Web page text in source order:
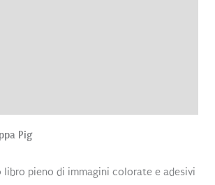
Pig
libro pieno di immagini colorate e adesivi